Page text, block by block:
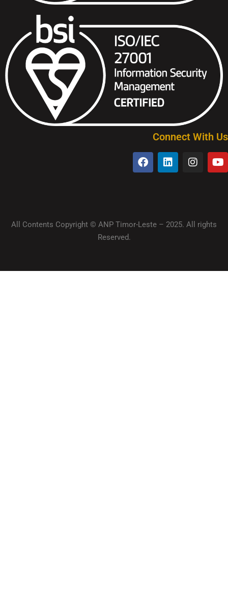
Connect With Us
All Contents Copyright © ANP Timor-Leste – 2025. All rights
Reserved.